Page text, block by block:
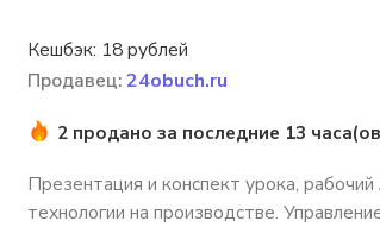
Кешбэк: 18 рублей
Продавец:24obuch.ru
2 продано за последние 13
Презентация и конспект урока,
технологии на производстве.